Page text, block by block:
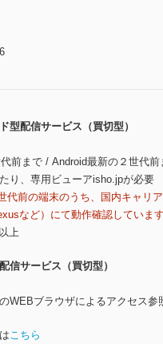
型配信サービス（買切型）
前まで / Android最新の２世代前
り、専用ビューアisho.jpが必要
前の端末のうち、国内キャリ
など）にて動作確認しています
上
信サービス（買切型）
WEBブラウザによるアクセス参
こちら